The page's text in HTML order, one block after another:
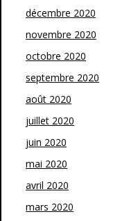
décembre 2020
novembre 2020
octobre 2020
septembre 2020
août 2020
juillet 2020
juin 2020
mai 2020
avril 2020
mars 2020